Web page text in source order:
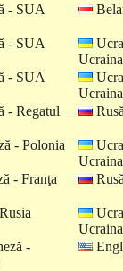
- SUA
- SUA
Ucraina
- SUA
Ucraina
- Regatul
- Polonia
Ucraina
- Franţa
Ucraina
-